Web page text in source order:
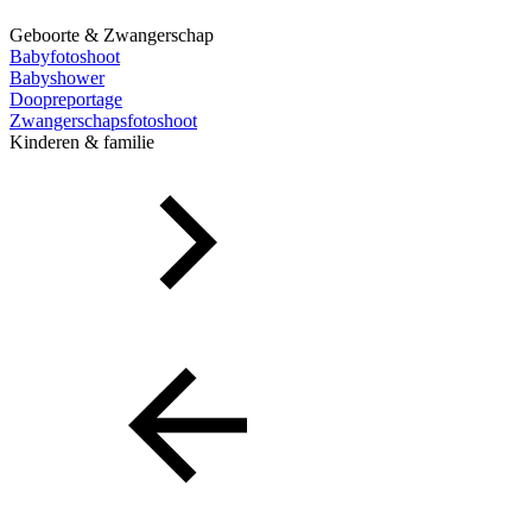
Geboorte & Zwangerschap
Babyfotoshoot
Babyshower
Doopreportage
Zwangerschapsfotoshoot
Kinderen & familie